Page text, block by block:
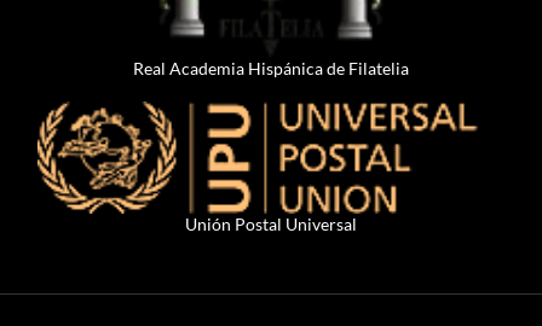
Real Academia Hispánica de Filatelia
Unión Postal Universal